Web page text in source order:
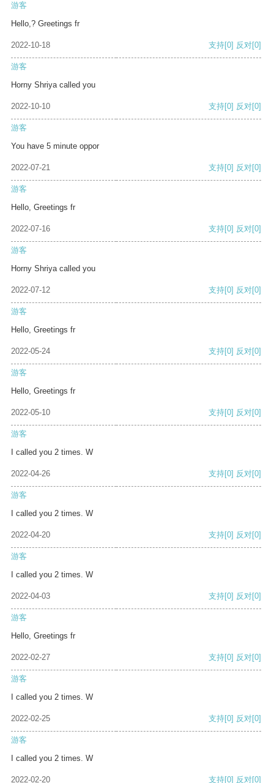
游客
Hello,? Greetings fr
2022-10-18 支持[0] 反对[0]
游客
Horny Shriya called you
2022-10-10 支持[0] 反对[0]
游客
You have 5 minute oppor
2022-07-21 支持[0] 反对[0]
游客
Hello, Greetings fr
2022-07-16 支持[0] 反对[0]
游客
Horny Shriya called you
2022-07-12 支持[0] 反对[0]
游客
Hello, Greetings fr
2022-05-24 支持[0] 反对[0]
游客
Hello, Greetings fr
2022-05-10 支持[0] 反对[0]
游客
I called you 2 times. W
2022-04-26 支持[0] 反对[0]
游客
I called you 2 times. W
2022-04-20 支持[0] 反对[0]
游客
I called you 2 times. W
2022-04-03 支持[0] 反对[0]
游客
Hello, Greetings fr
2022-02-27 支持[0] 反对[0]
游客
I called you 2 times. W
2022-02-25 支持[0] 反对[0]
游客
I called you 2 times. W
2022-02-20 支持[0] 反对[0]